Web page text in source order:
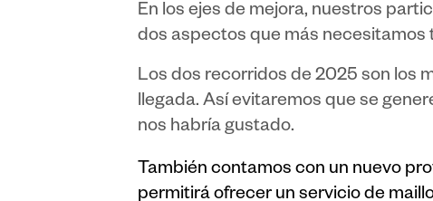
En los ejes de mejora, nuestros
dos aspectos que más necesitamos
Los dos recorridos de 2025 son los
llegada. Así evitaremos que se
nos habría gustado.
También contamos con un nuevo
permitirá ofrecer un servicio de